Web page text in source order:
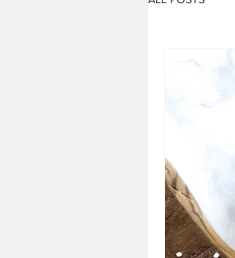
pappa di
parlano di